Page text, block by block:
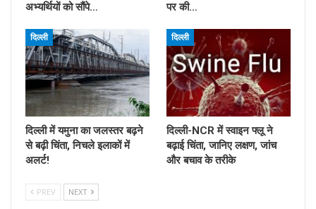
अभ्यर्थियों को सौंपे…
पर की…
दिल्ली
दिल्ली में यमुना का जलस्तर बढ़ने
से बढ़ी चिंता, निचले इलाकों में
अलर्ट!
दिल्ली
दिल्ली-NCR में स्वाइन फ्लू ने
बढ़ाई चिंता, जानिए लक्षण, जांच
और बचाव के तरीके
PREV NEXT